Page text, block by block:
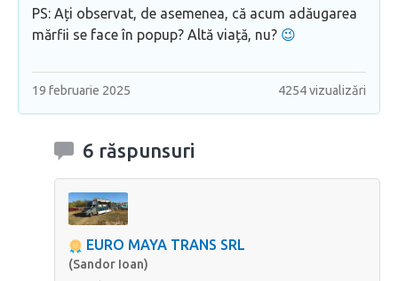
PS: Ați observat, de asemenea, că acum adăugarea
mărfii se face în popup? Altă viață, nu? 😉
19 februarie 2025 4254 vizualizări
6 răspunsuri
EURO MAYA TRANS SRL
(Sandor Ioan)